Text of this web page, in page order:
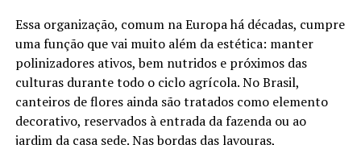
Essa organização, comum na Europa há décadas, cumpre
uma função que vai muito além da estética: manter
polinizadores ativos, bem nutridos e próximos das
culturas durante todo o ciclo agrícola. No Brasil,
canteiros de flores ainda são tratados como elemento
decorativo, reservados à entrada da fazenda ou ao
jardim da casa sede. Nas bordas das lavouras,